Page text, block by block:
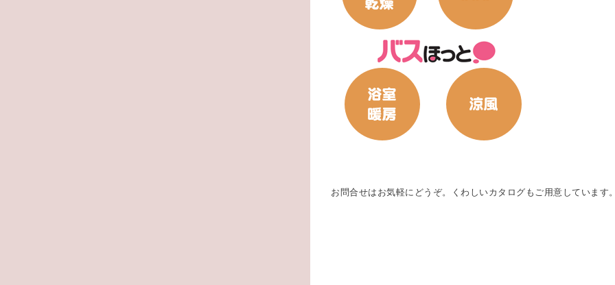
お問合せはお気軽にどうぞ。くわしいカタログもご用意しています